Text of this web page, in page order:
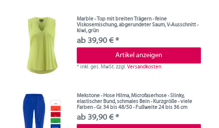
Marble - Top mit breiten Trägern - feine
Viskosemischung, abgerundeter Saum, V-Ausschnitt -
kiwi, grün
ab 39,90 € *
Artikel anzeigen
*inkl. ges. MwSt.zzgl.Versandkosten
Mekstone - Hose Hilma, Microfaserhose - Slinky,
elastischer Bund, schmales Bein - Kurzgröße - viele
Farben - Gr. 34 bis 48/50 - Fußweite 24 bis 36 cm
ab 39,90 € *